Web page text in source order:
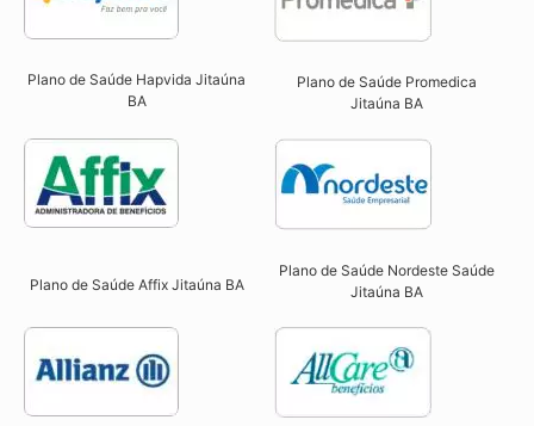
Plano de Saúde Hapvida Jitaúna
BA​
Plano de Saúde Promedica
Jitaúna BA
Plano de Saúde Affix Jitaúna BA​
Plano de Saúde Nordeste Saúde
Jitaúna BA